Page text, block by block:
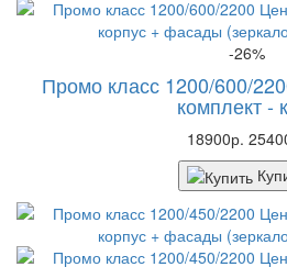
-26%
Промо класс 1200/600/
комплект -
18900р.